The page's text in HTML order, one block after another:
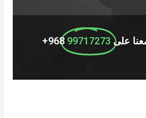
على 99717273
968+